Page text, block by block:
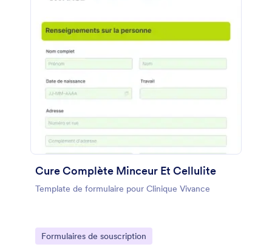
Cure Complète Minceur Et Cellulite
Template de formulaire pour Clinique Vivance
Go to Category:
Formulaires de souscription